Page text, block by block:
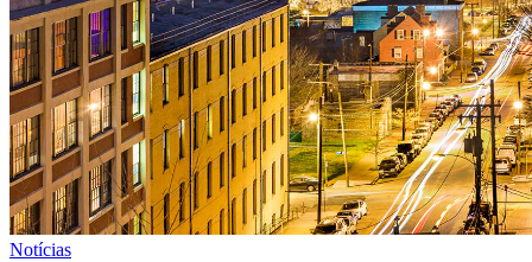
Notícias